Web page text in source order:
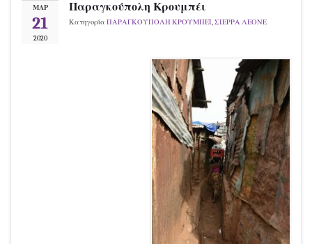
ΜΑΡ
21
2020
Παραγκούπολη Κρουμπέι
Κατηγορία ΠΑΡΑΓΚΟΥΠΟΛΗ ΚΡΟΥΜΠΕΪ,ΣΙΕΡΡΑ ΛΕΟΝΕ